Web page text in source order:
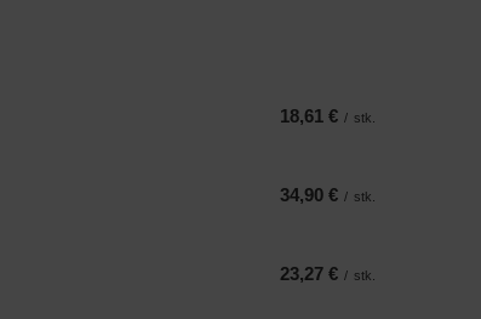
18,61 € / stk.
34,90 € / stk.
23,27 € / stk.